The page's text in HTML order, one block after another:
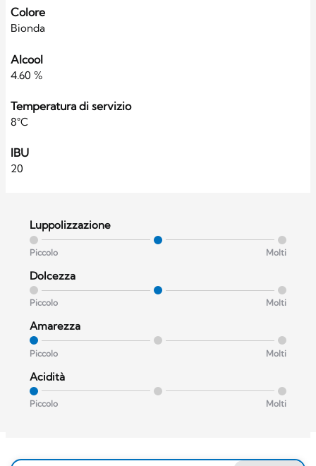
Colore
Bionda
Alcool
4.60 %
Temperatura di servizio
8°C
IBU
20
Luppolizzazione
Piccolo Molti
Dolcezza
Piccolo Molti
Amarezza
Piccolo Molti
Acidità
Piccolo Molti